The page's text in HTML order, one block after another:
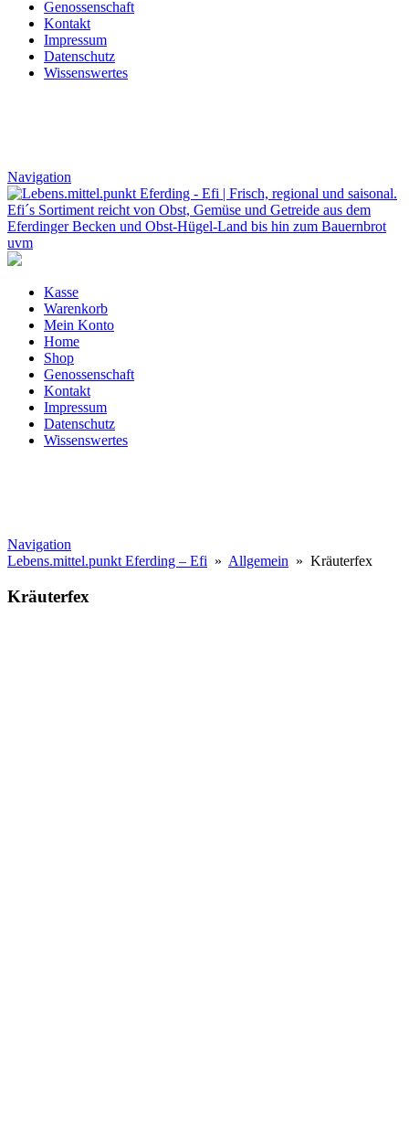
Genossenschaft
Kontakt
Impressum
Datenschutz
Wissenswertes
Navigation
Kasse
Warenkorb
Mein Konto
Home
Shop
Genossenschaft
Kontakt
Impressum
Datenschutz
Wissenswertes
Navigation
Lebens.mittel.punkt Eferding – Efi » Allgemein » Kräuterfex
Kräuterfex